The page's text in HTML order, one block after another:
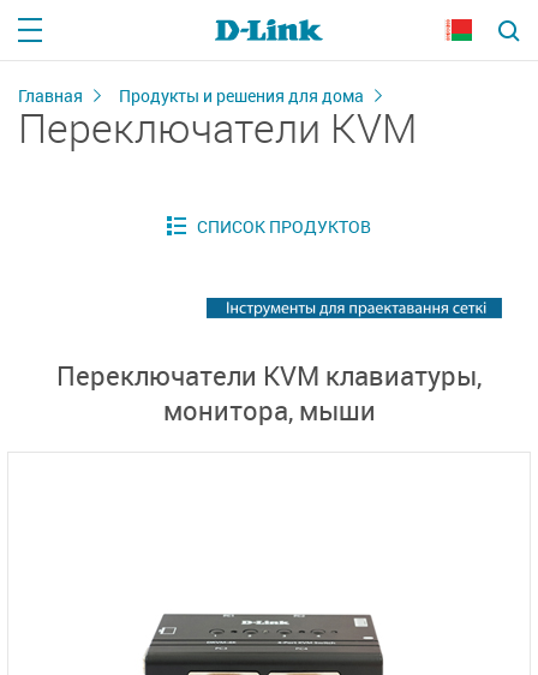
Главная Продукты и решения для дома
Переключатели KVM
Переключатели KVM клавиатуры,
монитора, мыши